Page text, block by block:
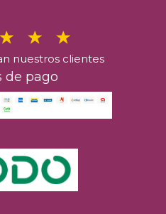
nuestros clientes
de pago